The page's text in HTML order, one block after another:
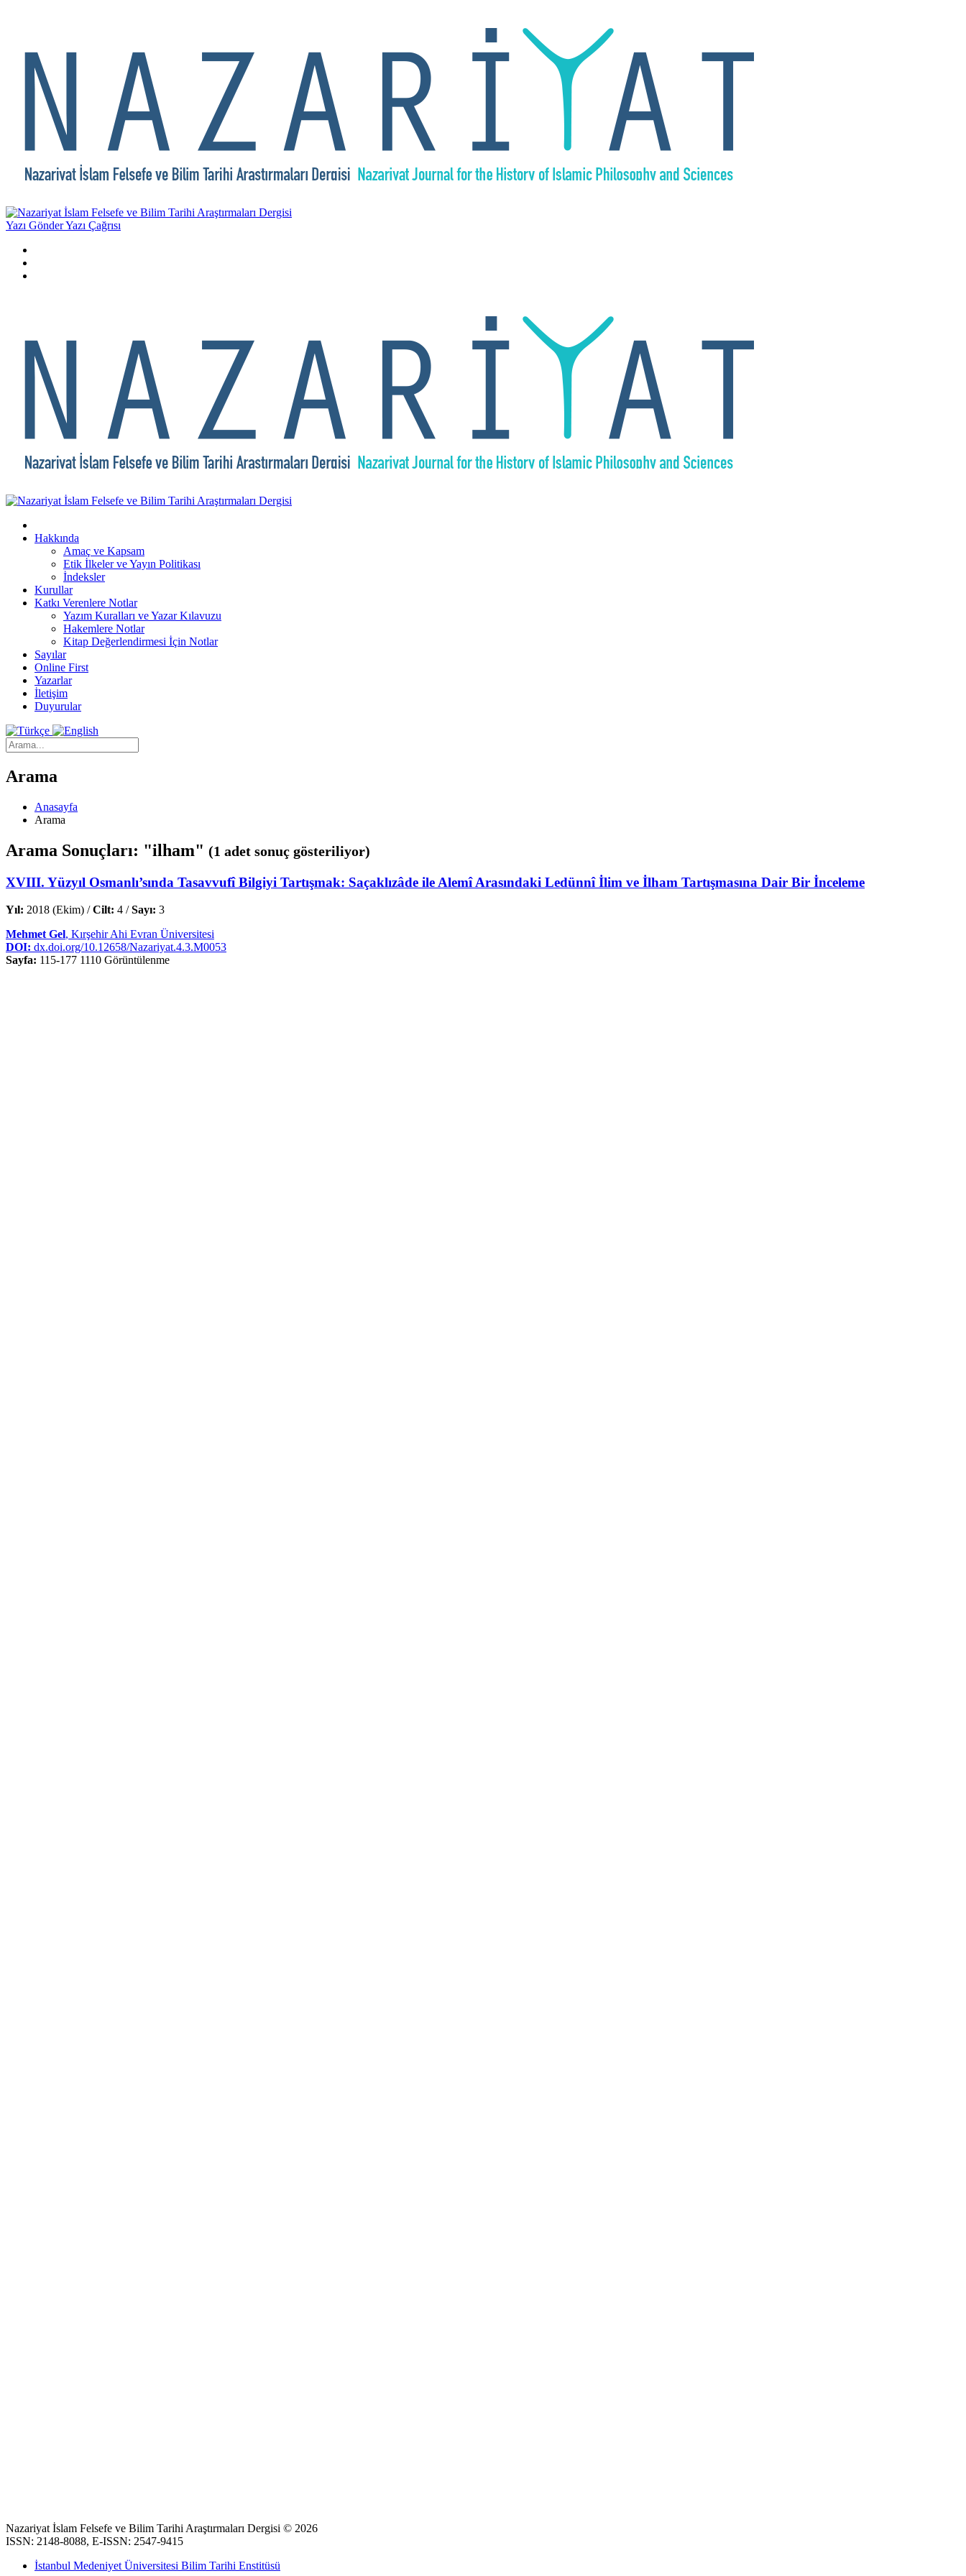
Yazı GönderYazı Çağrısı
Hakkında
Amaç ve Kapsam
Etik İlkeler ve Yayın Politikası
İndeksler
Kurullar
Katkı Verenlere Notlar
Yazım Kuralları ve Yazar Kılavuzu
Hakemlere Notlar
Kitap Değerlendirmesi İçin Notlar
Sayılar
Online First
Yazarlar
İletişim
Duyurular
Arama
Anasayfa
Arama
Arama Sonuçları: "ilham" (1 adet sonuç gösteriliyor)
XVIII. Yüzyıl Osmanlı’sında Tasavvufî Bilgiyi Tartışmak: Saçaklızâde ile Alemî Arasındaki Ledünnî İlim ve İlham Tartışmasına Dair Bir İnceleme
Yıl: 2018 (Ekim) /Cilt: 4 /Sayı: 3
Mehmet Gel, Kırşehir Ahi Evran Üniversitesi
DOI: dx.doi.org/10.12658/Nazariyat.4.3.M0053
Sayfa: 115-177 1110 Görüntülenme
Nazariyat İslam Felsefe ve Bilim Tarihi Araştırmaları Dergisi © 2026
ISSN: 2148-8088, E-ISSN: 2547-9415
İstanbul Medeniyet Üniversitesi Bilim Tarihi Enstitüsü